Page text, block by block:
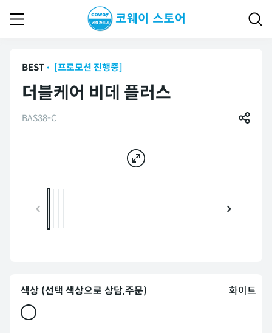
BEST [프로모션 진행중]
더블케어 비데 플러스
BAS38-C
색상 (선택 색상으로 상담,주문) 화이트